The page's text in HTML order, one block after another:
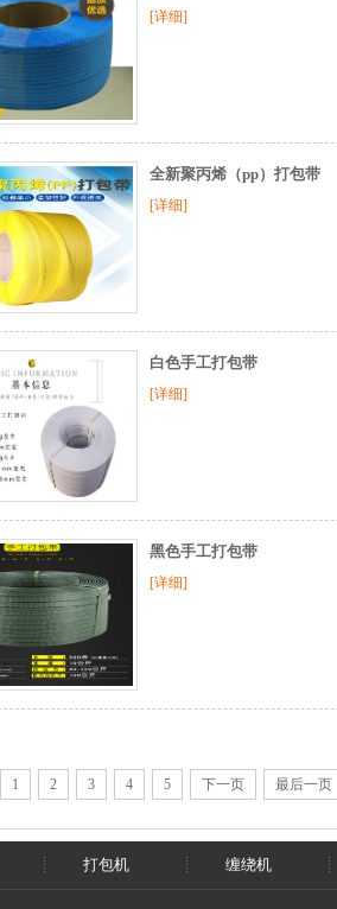
[详细]
全新聚丙烯（pp）打包带
[详细]
白色手工打包带
[详细]
黑色手工打包带
[详细]
1 2 3 4 5 下一页 最后一页
打包机 缠绕机